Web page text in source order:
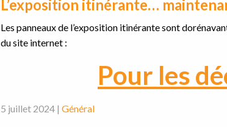
L’exposition itinérante…
Les panneaux de l’exposition itinérante sont
du site internet :
Pour les
5 juillet 2024 | Général